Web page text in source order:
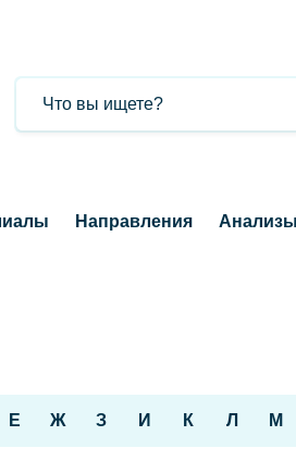
Направления Анализы
Е Ж З И К Л М